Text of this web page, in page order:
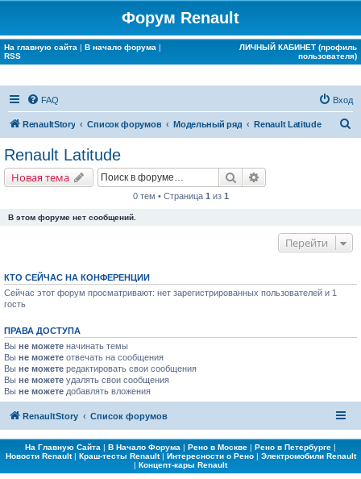
Форум Renault
На главную сайта | В начало форума |
RSS
ЛИЧНЫЙ КАБИНЕТ (профиль
пользователя)
FAQ Вход
RenaultStory Список форумов Модельный ряд Renault Latitude
Renault Latitude
Новая тема Поиск
0 тем • Страница 1 из 1
В этом форуме нет сообщений.
Перейти
КТО СЕЙЧАС НА КОНФЕРЕНЦИИ
Сейчас этот форум просматривают: нет зарегистрированных пользователей и 1
гость
ПРАВА ДОСТУПА
Вы не можете начинать темы
Вы не можете отвечать на сообщения
Вы не можете редактировать свои сообщения
Вы не можете удалять свои сообщения
Вы не можете добавлять вложения
RenaultStory Список форумов
На Главную Сайта | В Начало Форума | Рено в Москве | Рено в Петербурге |
Новости Renault| Краш-тесты Renault| Интересности о Рено| Электромобили Renault
| Концепт-кары Renault